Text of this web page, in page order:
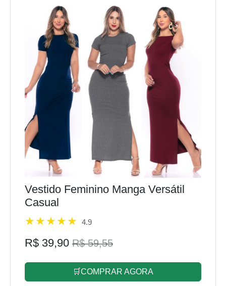
Vestido Feminino Manga Versátil
Casual
4.9
R$ 39,90 R$ 59,55
🛒COMPRAR AGORA